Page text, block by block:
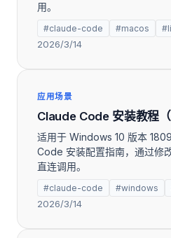
用。
#claude-code #macos
2026/3/14
应用场景
Claude Code 安装教程
适用于 Windows 10 版本
Code 安装配置指南，通过修
直连调用。
#claude-code #windows
2026/3/14